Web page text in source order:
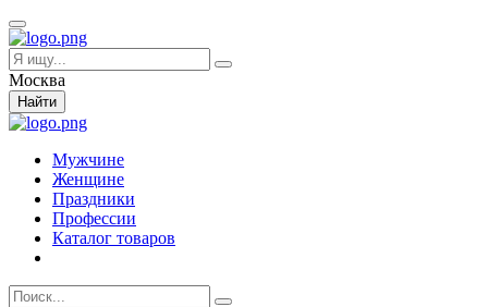
Москва
Найти
Мужчине
Женщине
Праздники
Профессии
Каталог товаров